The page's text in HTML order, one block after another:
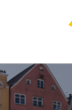
Direkt zur
Direkt zum Inhalt